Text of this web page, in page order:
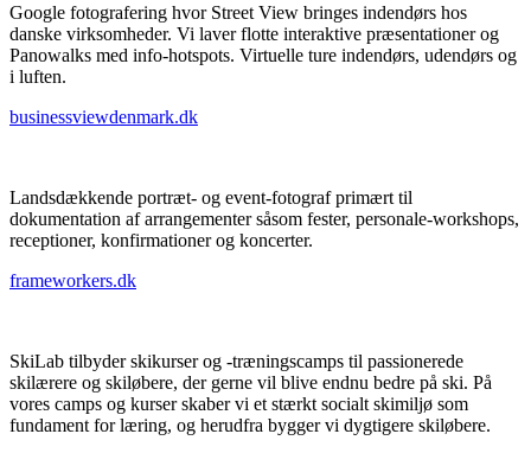
Google fotografering hvor Street View bringes indendørs hos
danske virksomheder. Vi laver flotte interaktive præsentationer og
Panowalks med info-hotspots. Virtuelle ture indendørs, udendørs og
i luften.
businessviewdenmark.dk
Landsdækkende portræt- og event-fotograf primært til
dokumentation af arrangementer såsom fester, personale-workshops,
receptioner, konfirmationer og koncerter.
frameworkers.dk
SkiLab tilbyder skikurser og -træningscamps til passionerede
skilærere og skiløbere, der gerne vil blive endnu bedre på ski. På
vores camps og kurser skaber vi et stærkt socialt skimiljø som
fundament for læring, og herudfra bygger vi dygtigere skiløbere.